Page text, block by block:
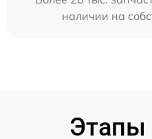
наличии на
Этапы